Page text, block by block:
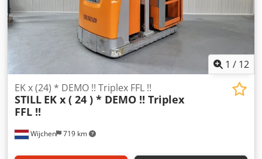
1 / 12
Wijchen 719 km
EK x (24) * DEMO !! Triplex FFL !!
STILL EK x ( 24 ) * DEMO !! Triplex
FFL !!